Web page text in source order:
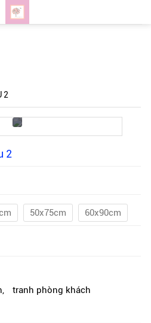
2
2
50x75cm 60x90cm
, tranh phòng khách